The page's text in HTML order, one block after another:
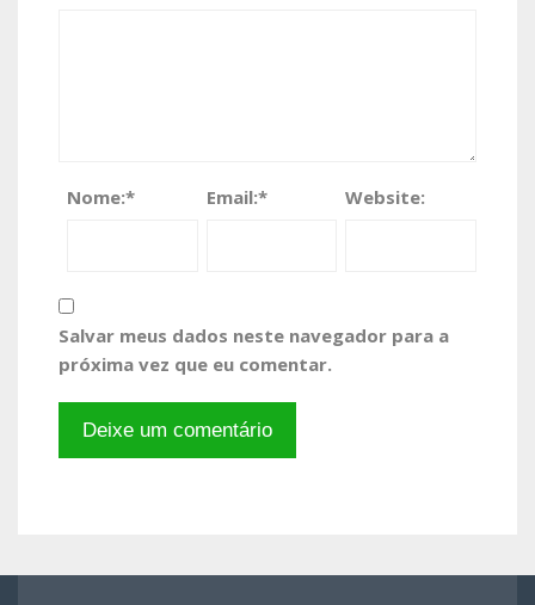
Nome:* Email:* Website:
Salvar meus dados neste navegador para a
próxima vez que eu comentar.